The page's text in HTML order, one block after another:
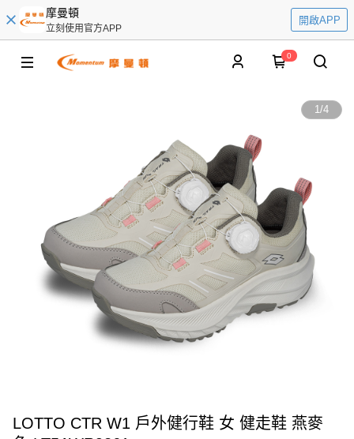
摩曼頓
立刻使用官方APP
開啟APP
0
1/4
LOTTO CTR W1 戶外健行鞋 女 健走鞋 燕麥